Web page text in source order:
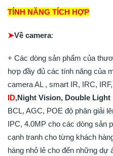
TÍNH NĂNG TÍCH HỢP
➤Về camera:
+ Các dòng sản phẩm của
hợp đầy đủ các tính năng của
camera AL , smart IR, IRC, IRF,
ID,Night Vision, Double Light
BCL, AGC, POE độ phân giải
IPC, 4.0MP cho các dòng sản
cạnh tranh cho từng khách
hàng nhỏ lẻ cho đến những